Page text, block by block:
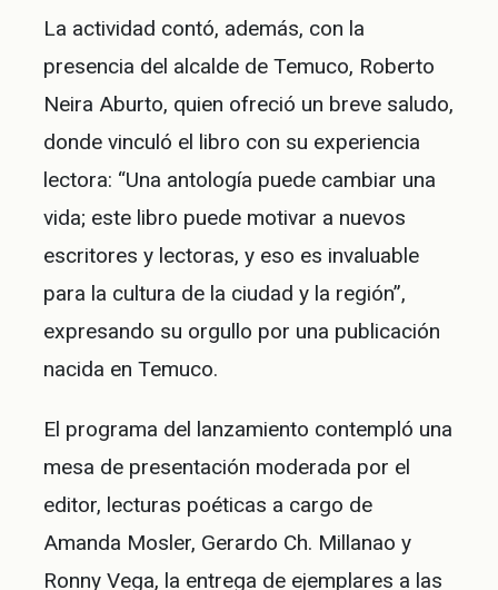
La actividad contó, además, con la
presencia del alcalde de Temuco, Roberto
Neira Aburto, quien ofreció un breve saludo,
donde vinculó el libro con su experiencia
lectora: “Una antología puede cambiar una
vida; este libro puede motivar a nuevos
escritores y lectoras, y eso es invaluable
para la cultura de la ciudad y la región”,
expresando su orgullo por una publicación
nacida en Temuco.
El programa del lanzamiento contempló una
mesa de presentación moderada por el
editor, lecturas poéticas a cargo de
Amanda Mosler, Gerardo Ch. Millanao y
Ronny Vega, la entrega de ejemplares a las